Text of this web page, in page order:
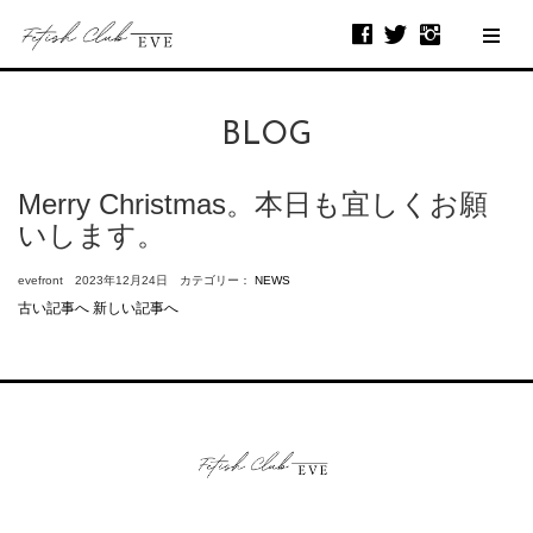
BLOG
Merry Christmas。本日も宜しくお願
いします。
evefront 2023年12月24日 カテゴリー： NEWS
古い記事へ 新しい記事へ